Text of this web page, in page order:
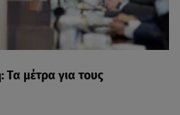
Τα μέτρα για τους